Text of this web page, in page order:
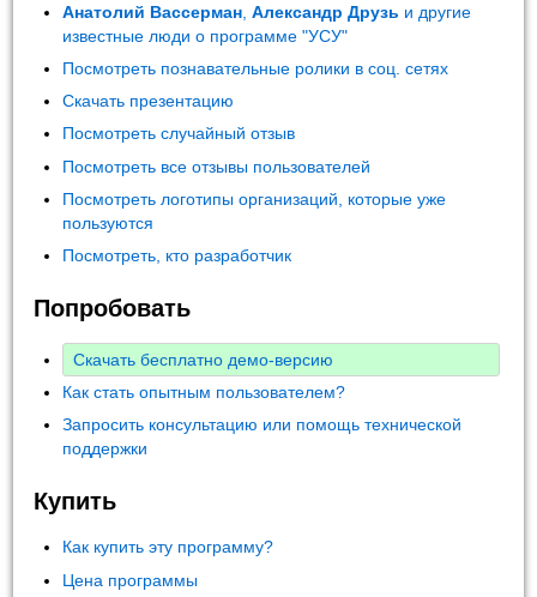
Анатолий Вассерман ,Александр Друзь и другие
известные люди о программе "УСУ"
Посмотреть познавательные ролики в соц. сетях
Скачать презентацию
Посмотреть случайный отзыв
Посмотреть все отзывы пользователей
Посмотреть логотипы организаций, которые уже
пользуются
Посмотреть, кто разработчик
Попробовать
Скачать бесплатно демо-версию
Как стать опытным пользователем?
Запросить консультацию или помощь технической
поддержки
Купить
Как купить эту программу?
Цена программы